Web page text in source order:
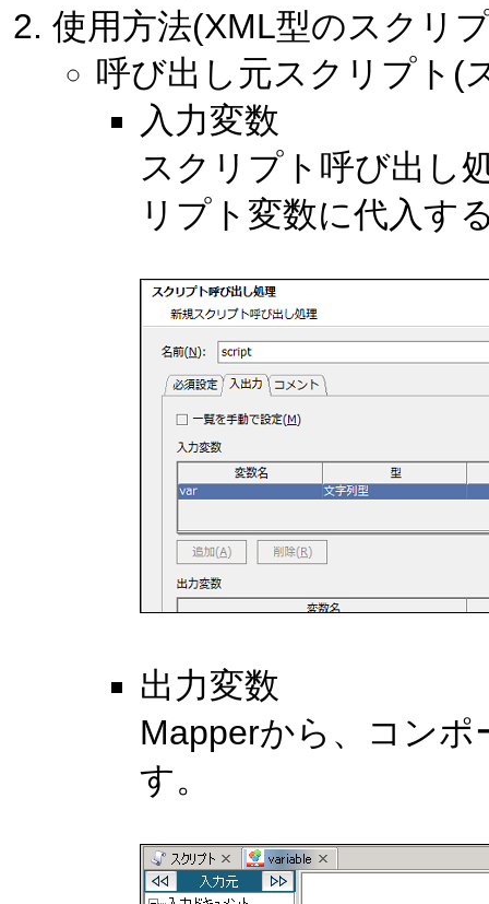
使用方法(XML型のスクリ
呼び出し元スクリプト(
入力変数
スクリプト呼び出し
リプト変数に代入す
出力変数
Mapperから、コン
す。